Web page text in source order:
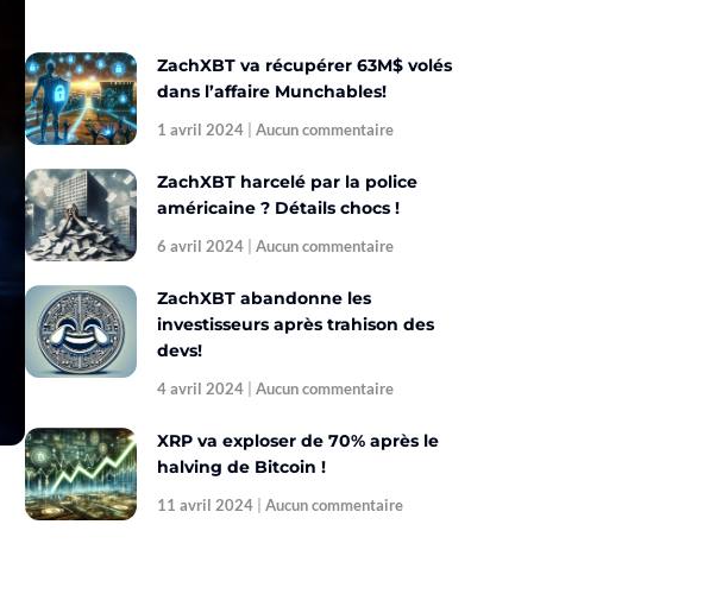
ZachXBT va récupérer 63M$ volés
dans l’affaire Munchables!
1 avril 2024 Aucun commentaire
ZachXBT harcelé par la police
américaine ? Détails chocs !
6 avril 2024 Aucun commentaire
ZachXBT abandonne les
investisseurs après trahison des
devs!
4 avril 2024 Aucun commentaire
XRP va exploser de 70% après le
halving de Bitcoin !
11 avril 2024 Aucun commentaire